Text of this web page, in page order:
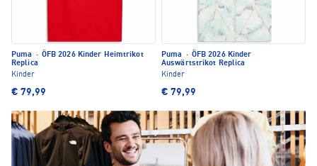
Puma · ÖFB 2026 Kinder Heimtrikot
Replica
Kinder
€ 79,99
Puma · ÖFB 2026 Kinder
Auswärtstrikot Replica
Kinder
€ 79,99